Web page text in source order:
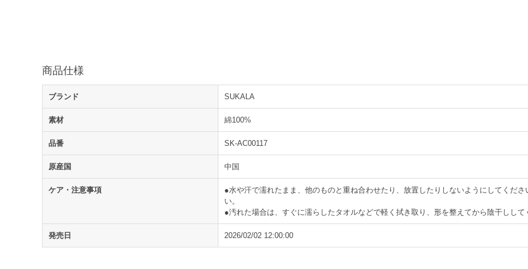
商品仕様
ブランド SUKALA
素材 綿100%
品番 SK-AC00117
原産国 中国
ケア・注意事項
●水や汗で濡れたまま、他のものと重ね合わせたり、放置したりしないようにしてくだ
い。
●汚れた場合は、すぐに濡らしたタオルなどで軽く拭き取り、形を整えてから陰干しして
発売日 2026/02/02 12:00:00